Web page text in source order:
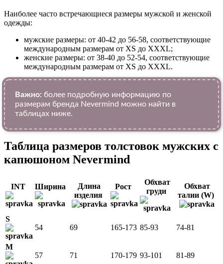
Наиболее часто встречающиеся размеры мужской и женской
одежды:
мужские размеры: от 40-42 до 56-58, соответствующие
международным размерам от XS до XXXL;
женские размеры: от 38-40 до 52-54, соответствующие
международным размерам от XS до XXXL.
Важно: более подробную информацию по
размерам бренда Nevermind можно найти в
таблицах ниже.
Таблица размеров толстовок мужских с
капюшоном Nevermind
INT Ширина
Длина
изделия
Рост
Обхват
груди
Обхват
талии (W)
S
54
69 165-173 85-93 74-81
M
57
71 170-179 93-101 81-89